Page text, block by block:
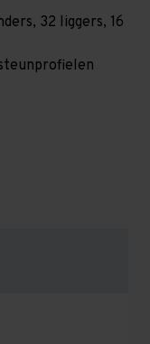
32 liggers, 16